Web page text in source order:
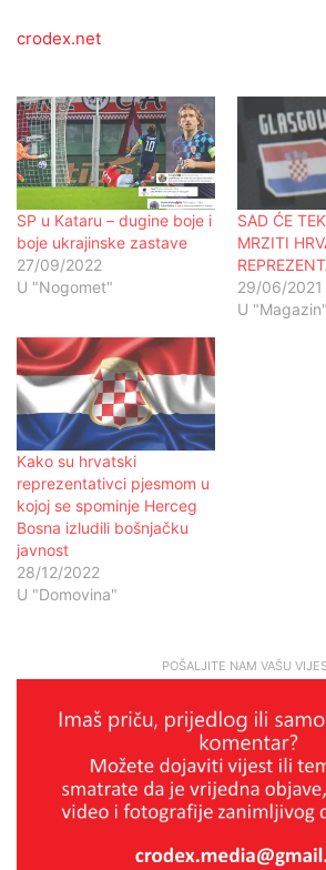
crodex.net
SP u Kataru – dugine boje i
boje ukrajinske zastave
27/09/2022
U "Nogomet"
SAD ĆE
MRZITI
29/06/2021
U "Magazin"
Kako su hrvatski
reprezentativci pjesmom u
kojoj se spominje Herceg
Bosna izludili bošnjačku
javnost
28/12/2022
U "Domovina"
POŠALJITE NAM VAŠU